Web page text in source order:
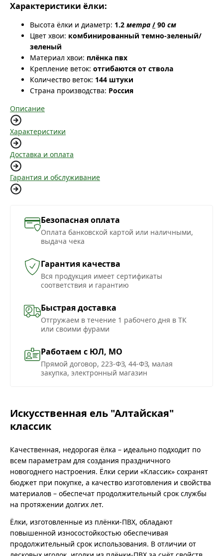
Характеристики ёлки:
Высота ёлки и диаметр: 1.2 метра / 90 см
Цвет хвои: комбинированный темно-зеленый/
зеленый
Материал хвои: плёнка пвх
Крепление веток: отгибаются от ствола
Количество веток: 144 штуки
Страна производства: Россия
Описание
Характеристики
Доставка и оплата
Гарантия и обслуживание
Безопасная оплата
Оплата банковской картой или наличными,
выдача чека
Гарантия качества
Вся продукция имеет сертификаты
соответствия и гарантию
Быстрая доставка
Отгружаем в течение 1 рабочего дня в ТК
или своими фурами
Работаем с ЮЛ, МО
Прямой договор, 223-ФЗ, 44-ФЗ, малая
закупка, электронный магазин
Искусственная ель "Алтайская"
классик
Качественная, недорогая ёлка – идеально подходит по
всем параметрам для создания праздничного
новогоднего настроения. Ёлки серии «Классик» сохранят
бюджет при покупке, а качество изготовления и свойства
материалов – обеспечат продолжительный срок службы
на протяжении долгих лет.
Ёлки, изготовленные из плёнки-ПВХ, обладают
повышенной износостойкостью обеспечивая
продолжительный срок использования. В отличии от